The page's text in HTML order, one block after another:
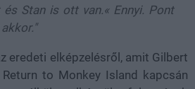
és Stan is ott van.« Ennyi. Pont
eredeti elképzelésről, amit Gilbert
to Monkey Island kapcsán